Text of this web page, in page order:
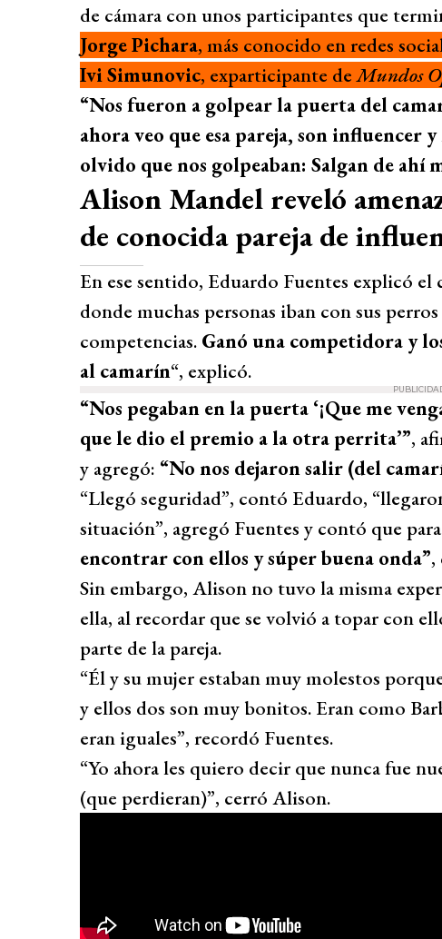
de cámara con unos participantes que
Jorge Pichara, más conocido en redes
Ivi Simunovic, exparticipante deMundos
“Nos fueron a golpear la puerta del
ahora veo que esa pareja, son influencer
olvido que nos golpeaban: Salgan de ahí
Alison Mandel reveló
de conocida pareja de
En ese sentido, Eduardo Fuentes explicó
donde muchas personas iban con sus
competencias. Ganó una competidora y
al camarín“, explicó.
“Nos pegaban en la puerta ‘¡Que me
que le dio el premio a la otra perrita’”,
y agregó: “No nos dejaron salir (del
“Llegó seguridad”, contó Eduardo,
situación”, agregó Fuentes y contó que
encontrar con ellos y súper buena onda”,
Sin embargo, Alison no tuvo la misma
ella, al recordar que se volvió a topar con
parte de la pareja.
“Él y su mujer estaban muy molestos
y ellos dos son muy bonitos. Eran como
eran iguales”, recordó Fuentes.
“Yo ahora les quiero decir que nunca fue
(que perdieran)”, cerró Alison.